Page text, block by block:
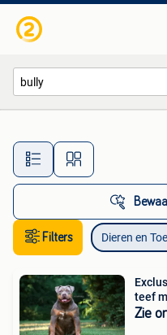
Alle
Filters Dieren en
teef
Zie